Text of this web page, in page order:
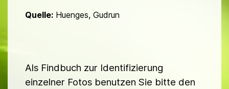
Quelle: Huenges, Gudrun
Als Findbuch zur Identifizierung
einzelner Fotos benutzen Sie bitte den